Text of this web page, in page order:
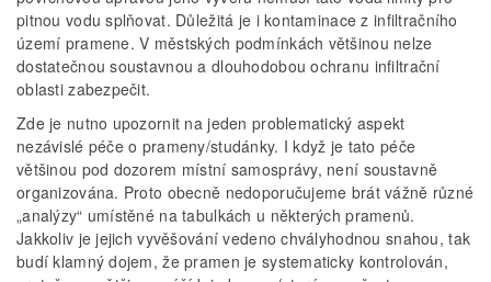
pitnou vodu splňovat. Důležitá je i kontaminace z infiltračního
území pramene. V městských podmínkách většinou nelze
dostatečnou soustavnou a dlouhodobou ochranu infiltrační
oblasti zabezpečit.
Zde je nutno upozornit na jeden problematický aspekt
nezávislé péče o prameny/studánky. I když je tato péče
většinou pod dozorem místní samosprávy, není soustavně
organizována. Proto obecně nedoporučujeme brát vážně různé
„analýzy“ umístěné na tabulkách u některých pramenů.
Jakkoliv je jejich vyvěšování vedeno chvályhodnou snahou, tak
budí klamný dojem, že pramen je systematicky kontrolován,